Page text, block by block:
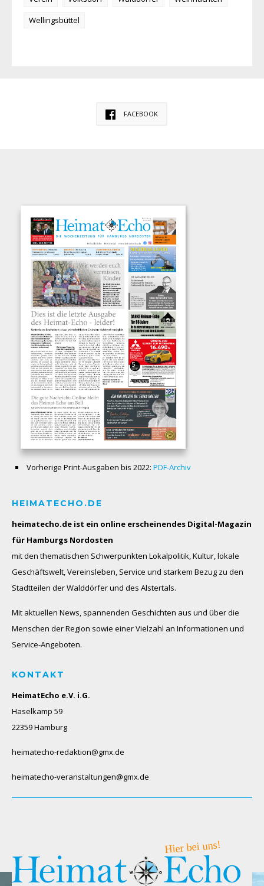
Wellingsbüttel
FACEBOOK
Vorherige Print-Ausgaben bis 2022: PDF-Archiv
HEIMATECHO.DE
heimatecho.de ist ein online erscheinendes Digital-Magazin
für Hamburgs Nordosten
mit den thematischen Schwerpunkten Lokalpolitik, Kultur, lokale
Geschäftswelt, Vereinsleben, Service und starkem Bezug zu den
Stadtteilen der Walddörfer und des Alstertals.
Mit aktuellen News, spannenden Geschichten aus und über die
Menschen der Region sowie einer Vielzahl an Informationen und
Service-Angeboten.
KONTAKT
HeimatEcho e.V. i.G.
Haselkamp 59
22359 Hamburg
heimatecho-redaktion@gmx.de
heimatecho-veranstaltungen@gmx.de